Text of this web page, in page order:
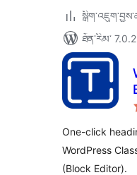
ཐོན་རིམ་ 7.0.2
One-click
WordPress
(Block Editor).